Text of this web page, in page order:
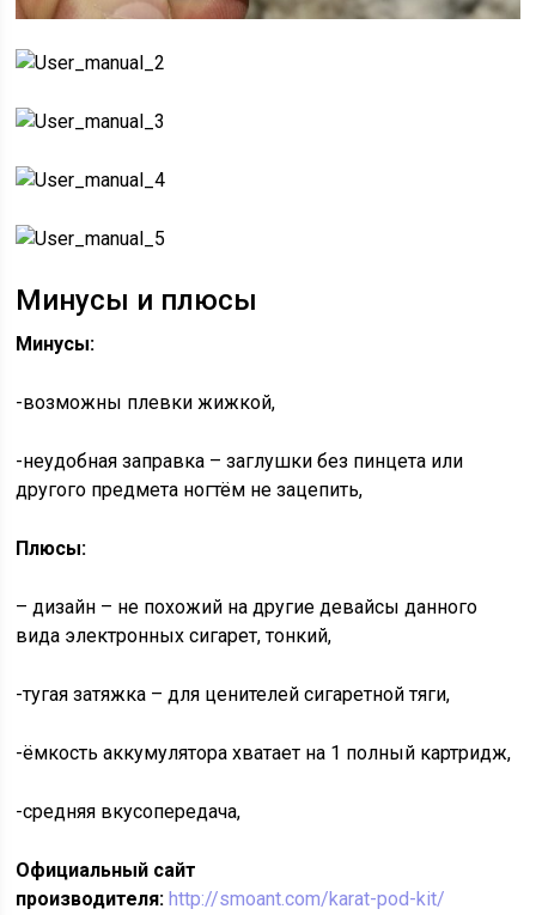
Минусы и плюсы
Минусы:
-возможны плевки жижкой,
-неудобная заправка – заглушки без пинцета или
другого предмета ногтём не зацепить,
Плюсы:
– дизайн – не похожий на другие девайсы данного
вида электронных сигарет, тонкий,
-тугая затяжка – для ценителей сигаретной тяги,
-ёмкость аккумулятора хватает на 1 полный картридж,
-средняя вкусопередача,
Официальный сайт
производителя: http://smoant.com/karat-pod-kit/